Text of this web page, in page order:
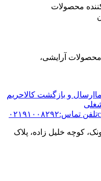
محصولات
آرایشی،
ارسال و بازگشت کالاحریم
تلفن تماس:۰۲۱۹۱۰۰۸۲۹۲
کوچه خلیل زاده، پلاک